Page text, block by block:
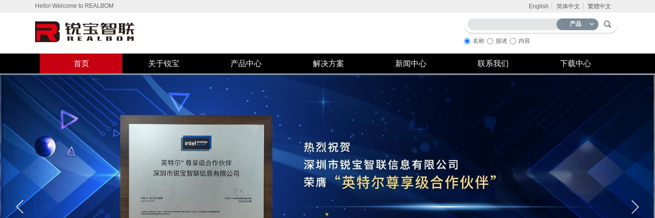
Hello! Welcome to REALBOM English 简体中文 繁體中文
产品
名称 描述 内容
首页 关于锐宝 产品中心 解决方案 新闻中心 联系我们 下载中心